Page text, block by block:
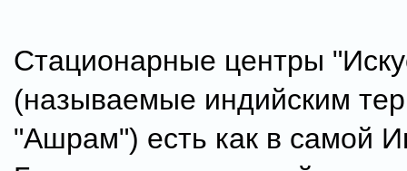
Стационарные центры
(называемые индийским
"Ашрам") есть как в самой